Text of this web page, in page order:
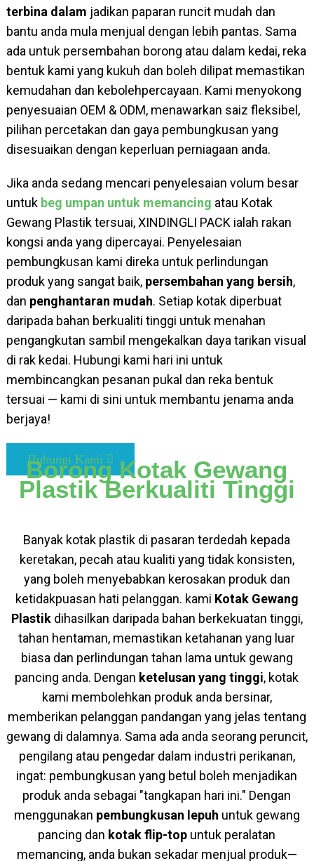
terbina dalam jadikan paparan runcit mudah dan
bantu anda mula menjual dengan lebih pantas. Sama
ada untuk persembahan borong atau dalam kedai, reka
bentuk kami yang kukuh dan boleh dilipat memastikan
kemudahan dan kebolehpercayaan. Kami menyokong
penyesuaian OEM & ODM, menawarkan saiz fleksibel,
pilihan percetakan dan gaya pembungkusan yang
disesuaikan dengan keperluan perniagaan anda.
Jika anda sedang mencari penyelesaian volum besar
untuk beg umpan untuk memancing atau Kotak
Gewang Plastik tersuai, XINDINGLI PACK ialah rakan
kongsi anda yang dipercayai. Penyelesaian
pembungkusan kami direka untuk perlindungan
produk yang sangat baik, persembahan yang bersih,
dan penghantaran mudah. Setiap kotak diperbuat
daripada bahan berkualiti tinggi untuk menahan
pengangkutan sambil mengekalkan daya tarikan visual
di rak kedai. Hubungi kami hari ini untuk
membincangkan pesanan pukal dan reka bentuk
tersuai — kami di sini untuk membantu jenama anda
berjaya!
Hubungi Kami
Borong Kotak Gewang
Plastik Berkualiti Tinggi
Banyak kotak plastik di pasaran terdedah kepada
keretakan, pecah atau kualiti yang tidak konsisten,
yang boleh menyebabkan kerosakan produk dan
ketidakpuasan hati pelanggan. kami Kotak Gewang
Plastikdihasilkan daripada bahan berkekuatan tinggi,
tahan hentaman, memastikan ketahanan yang luar
biasa dan perlindungan tahan lama untuk gewang
pancing anda. Dengan ketelusan yang tinggi, kotak
kami membolehkan produk anda bersinar,
memberikan pelanggan pandangan yang jelas tentang
gewang di dalamnya. Sama ada anda seorang peruncit,
pengilang atau pengedar dalam industri perikanan,
ingat: pembungkusan yang betul boleh menjadikan
produk anda sebagai "tangkapan hari ini." Dengan
menggunakan pembungkusan lepuh untuk gewang
pancing dan kotak flip-top untuk peralatan
memancing, anda bukan sekadar menjual produk—